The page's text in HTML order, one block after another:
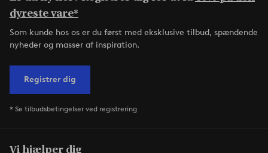
dyreste vare*
Som kunde hos os er du først med eksklusive tilbud, spændende
nyheder og masser af inspiration.
Registrer dig
* Se tilbudsbetingelser ved registrering
Vi hjælper dig